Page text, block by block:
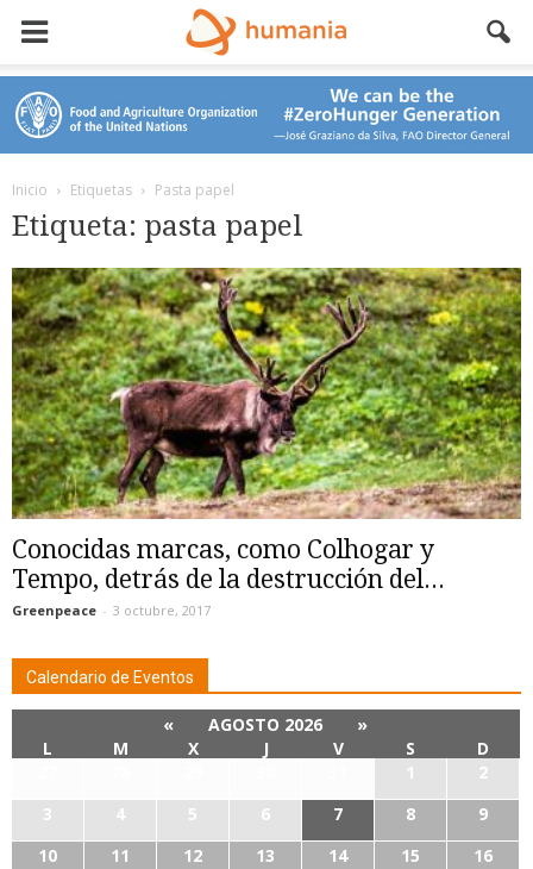
Inicio Etiquetas Pasta papel
Etiqueta: pasta papel
Conocidas marcas, como Colhogar y
Tempo, detrás de la destrucción del...
Greenpeace - 3 octubre, 2017
Calendario de Eventos
« AGOSTO 2026
»
L
M X J V S
D
1
2
3
4 5 6 7 8
9
10
11 12 13 14 15
16